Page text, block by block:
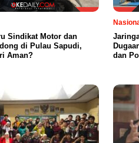
Sindikat Motor dan
di Pulau Sapudi,
Aman?
dan